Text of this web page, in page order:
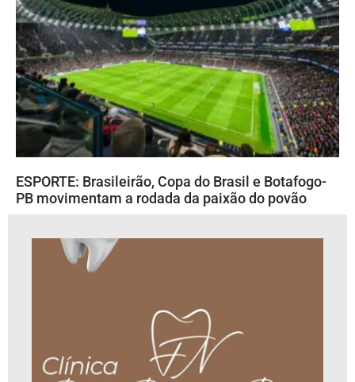
ESPORTE: Brasileirão, Copa do Brasil e Botafogo-
PB movimentam a rodada da paixão do povão